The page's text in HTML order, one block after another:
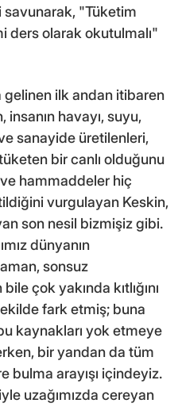
"Tüketim
ders olarak okutulmalı"
gelinen ilk andan itibaren
insanın havayı, suyu,
sanayide üretilenleri,
bir canlı olduğunu
hammaddeler hiç
vurgulayan Keskin,
son nesil bizmişiz gibi.
dünyanın
sonsuz
çok yakında kıtlığını
fark etmiş; buna
kaynakları yok etmeye
bir yandan da tüm
bulma arayışı içindeyiz.
uzağımızda cereyan